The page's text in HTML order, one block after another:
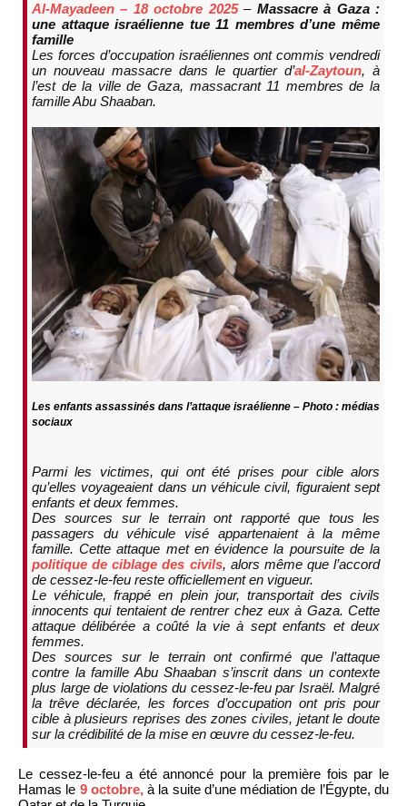
Al-Mayadeen – 18 octobre 2025– Massacre à Gaza :
une attaque israélienne tue 11 membres d’une même
famille
Les forces d’occupation israéliennes ont commis vendredi
un nouveau massacre dans le quartier d’al-Zaytoun, à
l’est de la ville de Gaza, massacrant 11 membres de la
famille Abu Shaaban.
Les enfants assassinés dans l’attaque israélienne – Photo : médias
sociaux
Parmi les victimes, qui ont été prises pour cible alors
qu’elles voyageaient dans un véhicule civil, figuraient sept
enfants et deux femmes.
Des sources sur le terrain ont rapporté que tous les
passagers du véhicule visé appartenaient à la même
famille. Cette attaque met en évidence la poursuite de la
politique de ciblage des civils, alors même que l’accord
de cessez-le-feu reste officiellement en vigueur.
Le véhicule, frappé en plein jour, transportait des civils
innocents qui tentaient de rentrer chez eux à Gaza. Cette
attaque délibérée a coûté la vie à sept enfants et deux
femmes.
Des sources sur le terrain ont confirmé que l’attaque
contre la famille Abu Shaaban s’inscrit dans un contexte
plus large de violations du cessez-le-feu par Israël. Malgré
la trêve déclarée, les forces d’occupation ont pris pour
cible à plusieurs reprises des zones civiles, jetant le doute
sur la crédibilité de la mise en œuvre du cessez-le-feu.
Le cessez-le-feu a été annoncé pour la première fois par le
Hamas le 9 octobre,à la suite d’une médiation de l’Égypte, du